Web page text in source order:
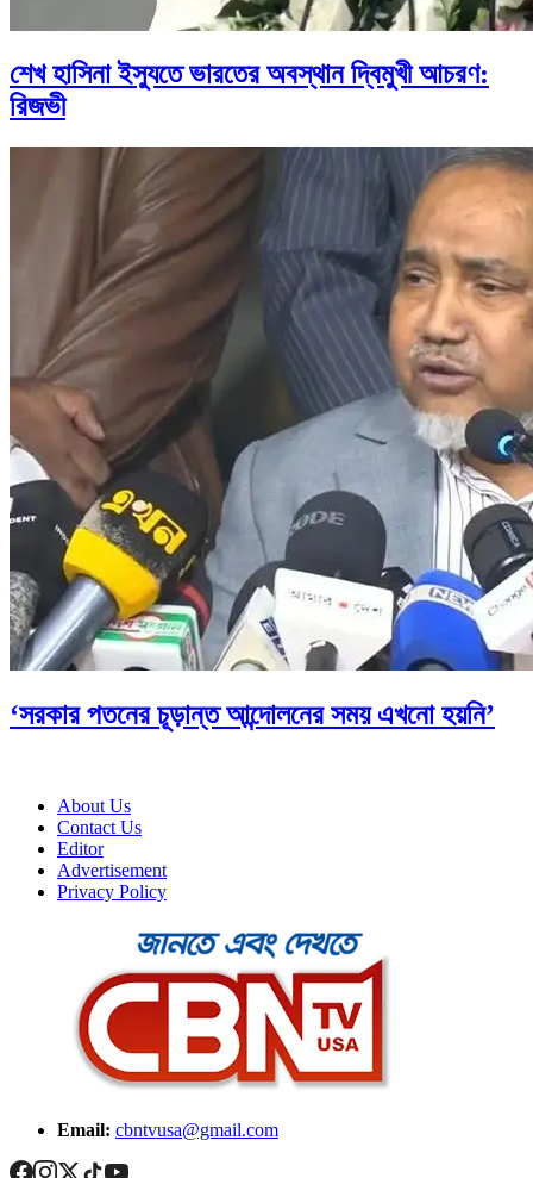
শেখ হাসিনা ইস্যুতে ভারতের অবস্থান দ্বিমুখী আচরণ:
রিজভী
‘সরকার পতনের চূড়ান্ত আন্দোলনের সময় এখনো হয়নি’
About Us
Contact Us
Editor
Advertisement
Privacy Policy
Email: cbntvusa@gmail.com